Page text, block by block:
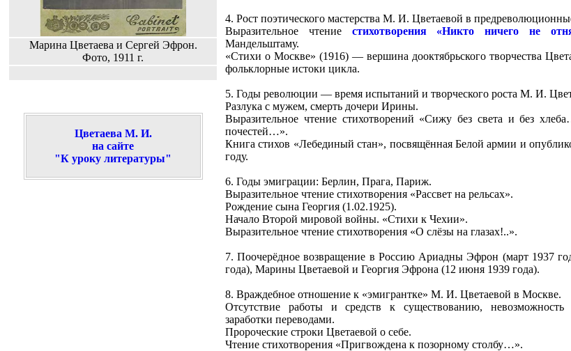
Марина Цветаева и Сергей Эфрон.
Фото, 1911 г.
Цветаева М. И.
на сайте
"К уроку литературы"
4. Рост поэтического мастерства М. И. Цветаевой в
Выразительное чтение стихотворения «Никто ничего не
Мандельштаму.
«Стихи о Москве» (1916) — вершина дооктябрьского творчества
фольклорные истоки цикла.
5. Годы революции — время испытаний и творческого роста М. И.
Разлука с мужем, смерть дочери Ирины.
Выразительное чтение стихотворений «Сижу без света и без
почестей…».
Книга стихов «Лебединый стан», посвящённая Белой армии и
году.
6. Годы эмиграции: Берлин, Прага, Париж.
Выразительное чтение стихотворения «Рассвет на рельсах».
Рождение сына Георгия (1.02.1925).
Начало Второй мировой войны. «Стихи к Чехии».
Выразительное чтение стихотворения «О слёзы на глазах!..».
7. Поочерёдное возвращение в Россию Ариадны Эфрон (март 1937
года), Марины Цветаевой и Георгия Эфрона (12 июня 1939 года).
8. Враждебное отношение к «эмигрантке» М. И. Цветаевой в Москве.
Отсутствие работы и средств к существованию,
заработки переводами.
Пророческие строки Цветаевой о себе.
Чтение стихотворения «Пригвождена к позорному столбу…».